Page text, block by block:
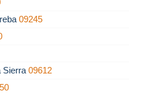
09245
Sierra09612